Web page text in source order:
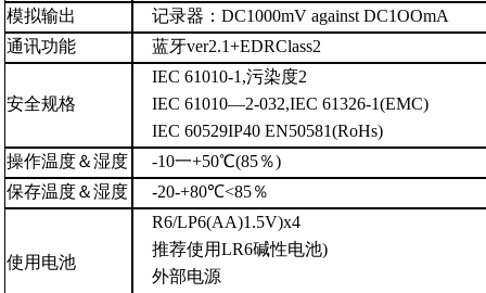
模拟输出
记录器： DC1000mV against DC1OOmA
通讯功能
蓝牙ver2.1+EDRClass2
安全规格
IEC 61010-1,污染度2
IEC 61010—2-032,IEC 61326-1(EMC)
IEC 60529IP40 EN50581(RoHs)
操作温度＆湿度
-10一+50℃(85％)
保存温度＆湿度
-20-+80℃<85％
使用电池
R6/LP6(AA)1.5V)x4
推荐使用LR6碱性电池)
外部电源